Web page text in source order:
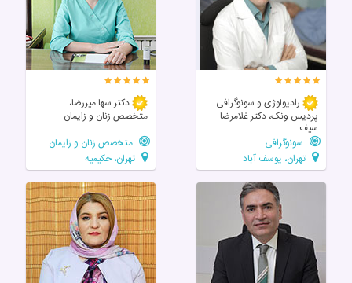
رادیولوژی و سونوگرافی
پردیس ونک، دکتر غلامرضا
سیف
سونوگرافی
تهران، یوسف آباد
دکتر سها میررضا،
متخصص زنان و زایمان
متخصص زنان و زایمان
تهران، حکیمیه